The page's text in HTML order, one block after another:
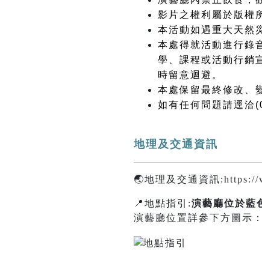
影片之權利屬於版權
本活動如遇重大天然
本處得就活動進行錄
學、課程或活動行銷
時留意迴避。
本處保留最終修改、
如有任何問題請逕洽
地理及交通資訊
🌏地理及交通資訊:https://
📍地點指引:演藝廳位於藍
演藝廳位置詳參下方圖示：